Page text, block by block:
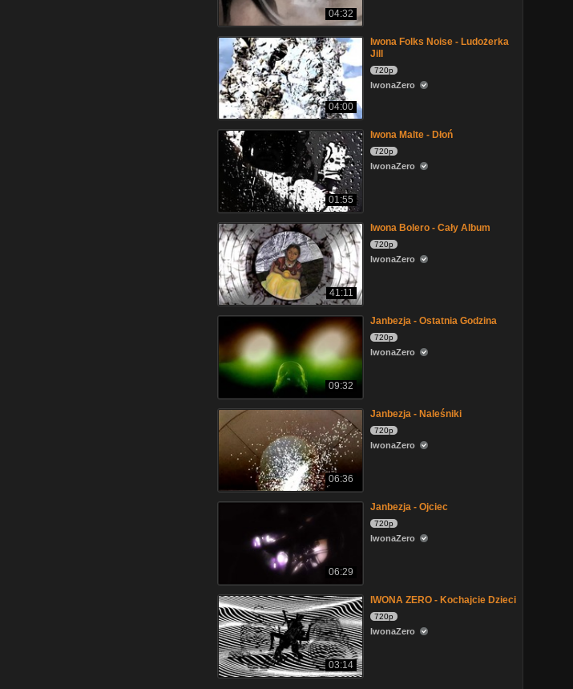
04:32
04:00
Iwona Folks Noise - Ludożerka
Jill
720p
IwonaZero
01:55
Iwona Malte - Dłoń
720p
IwonaZero
41:11
Iwona Bolero - Cały Album
720p
IwonaZero
09:32
Janbezja - Ostatnia Godzina
720p
IwonaZero
06:36
Janbezja - Naleśniki
720p
IwonaZero
06:29
Janbezja - Ojciec
720p
IwonaZero
03:14
IWONA ZERO - Kochajcie Dzieci
720p
IwonaZero